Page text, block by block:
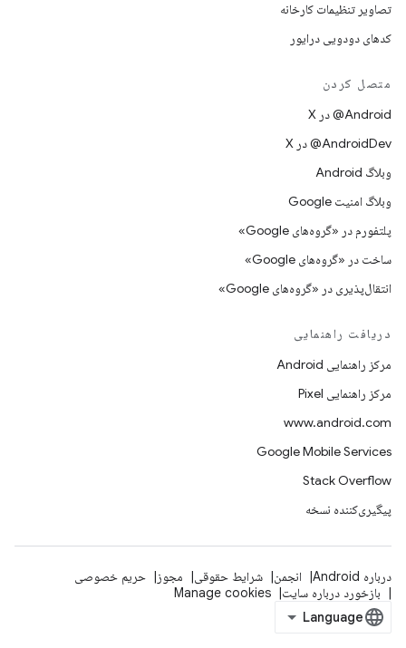
تصاویر تنظیمات کارخانه
کدهای دودویی درایور
متصل کردن
‫‎@Android در X
‫‎@AndroidDev در X
وبلاگ Android
وبلاگ امنیت Google
پلتفورم در «گروه‌های Google»
ساخت در «گروه‌های Google»
انتقال‌پذیری در «گروه‌های Google»
دریافت راهنمایی
مرکز راهنمایی Android
مرکز راهنمایی Pixel
www.android.com
Google Mobile Services
Stack Overflow
پیگیری‌کننده نسخه
درباره Android انجمن شرایط حقوقی مجوز
حریم خصوصی
بازخورد درباره سایت
Manage cookies